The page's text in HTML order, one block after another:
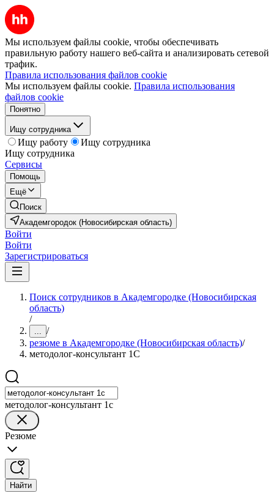
Мы используем файлы cookie, чтобы обеспечивать
правильную работу нашего веб-сайта и анализировать сетевой
трафик.
Правила использования файлов cookie
Мы используем файлы cookie. Правила использования
файлов cookie
Понятно
Ищу сотрудника
Ищу работу
Ищу сотрудника
Ищу сотрудника
Сервисы
Помощь
Ещё
Поиск
Академгородок (Новосибирская область)
Войти
Войти
Зарегистрироваться
Поиск сотрудников в Академгородке (Новосибирская
область)
/
... /
резюме в Академгородке (Новосибирская область)/
методолог-консультант 1С
методолог-консультант 1с
Резюме
Найти